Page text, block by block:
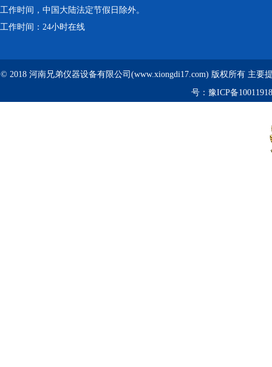
工作时间，中国大陆法定节假日除外。
工作时间：24小时在线
© 2018 河南兄弟仪器设备有限公司(www.xiongdi17.com) 版权所有 主要
号： 豫ICP备